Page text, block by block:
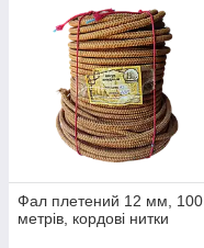
Фал плетений 12 мм, 100
метрів, кордові нитки